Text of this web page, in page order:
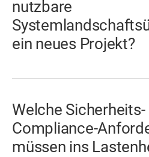
nutzbare
ein neues Projekt?
Welche Sicherheits-
Compliance-
müssen ins